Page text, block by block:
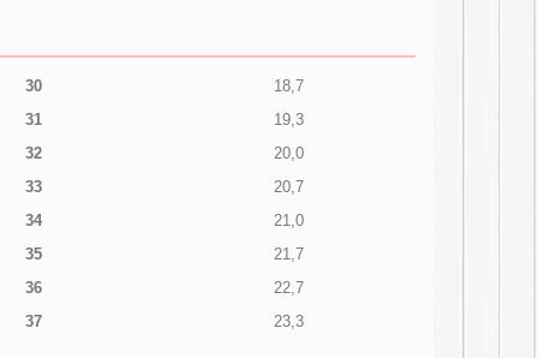
30
18,7
31
19,3
32
20,0
33
20,7
34
21,0
35
21,7
36
22,7
37
23,3